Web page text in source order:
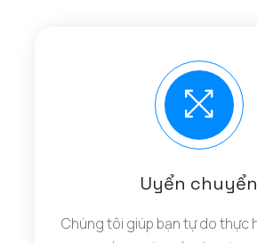
Uyển chuyển
Chúng tôi giúp bạn tự do thực